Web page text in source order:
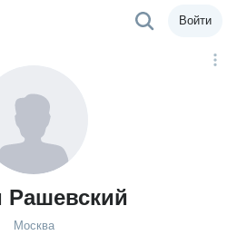
Войти
Рашевский
Москва